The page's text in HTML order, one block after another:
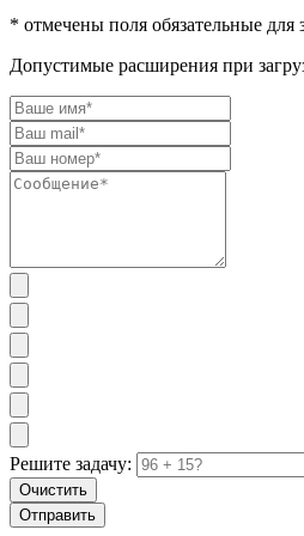
* отмечены поля обязательные для
Допустимые расширения при
Решите задачу:
Очистить
Отправить